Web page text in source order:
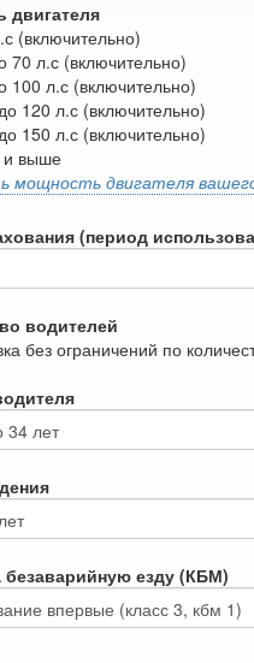
двигателя
(включительно)
70 л.с (включительно)
100 л.с (включительно)
120 л.с (включительно)
150 л.с (включительно)
и выше
мощность двигателя
(период
водителей
без ограничений по
безаварийную езду (КБМ)